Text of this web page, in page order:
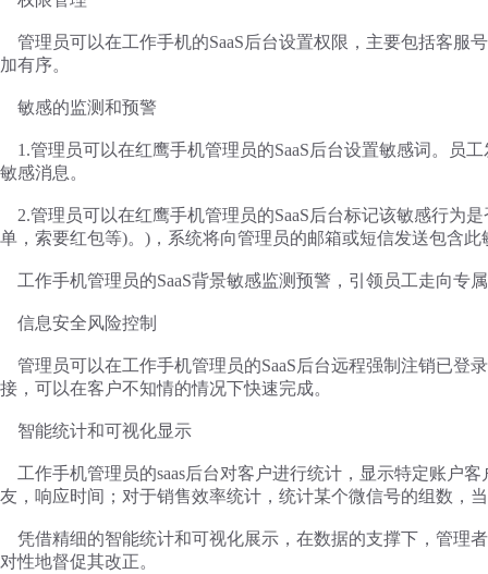
管理员可以在工作手机的SaaS后台设置权限，主要包括客服
加有序。
敏感的监测和预警
1.管理员可以在红鹰手机管理员的SaaS后台设置敏感词。员
敏感消息。
2.管理员可以在红鹰手机管理员的SaaS后台标记该敏感行为
单，索要红包等)。)，系统将向管理员的邮箱或短信发送包含
工作手机管理员的SaaS背景敏感监测预警，引领员工走向专
信息安全风险控制
管理员可以在工作手机管理员的SaaS后台远程强制注销已登
接，可以在客户不知情的情况下快速完成。
智能统计和可视化显示
工作手机管理员的saas后台对客户进行统计，显示特定账户
友，响应时间；对于销售效率统计，统计某个微信号的组数，
凭借精细的智能统计和可视化展示，在数据的支撑下，管理
对性地督促其改正。